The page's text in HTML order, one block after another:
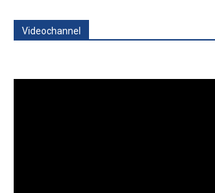
Videochannel